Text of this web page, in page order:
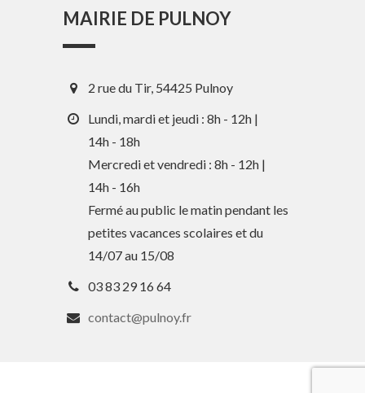
Guide des activités et services
MAIRIE DE PULNOY
2 rue du Tir, 54425 Pulnoy
Lundi, mardi et jeudi : 8h - 12h |
14h - 18h
Mercredi et vendredi : 8h - 12h |
14h - 16h
Fermé au public le matin pendant les
petites vacances scolaires et du
14/07 au 15/08
03 83 29 16 64
contact@pulnoy.fr